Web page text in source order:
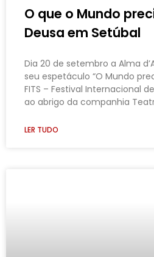
O que o Mundo
Deusa em Setúbal
Dia 20 de setembro a Alma
seu espetáculo “O Mundo
FITS – Festival Internacional
ao abrigo da companhia
LER TUDO